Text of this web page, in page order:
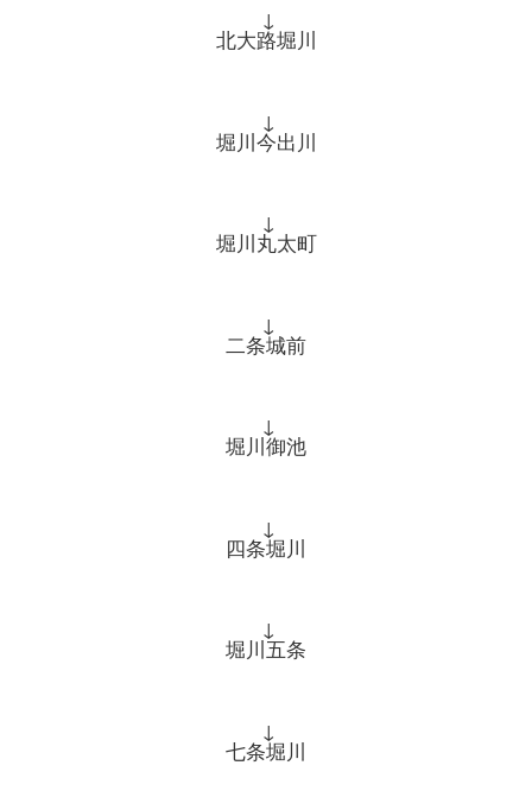
↓
北大路堀川
↓
堀川今出川
↓
堀川丸太町
↓
二条城前
↓
堀川御池
↓
四条堀川
↓
堀川五条
↓
七条堀川